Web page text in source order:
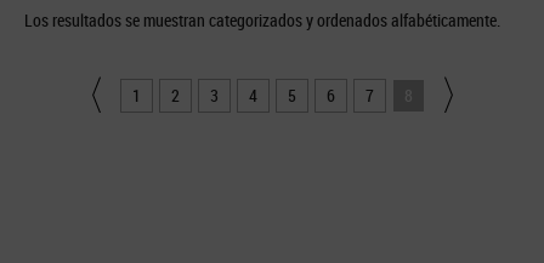
Los resultados se muestran categorizados y ordenados alfabéticamente.
1 2 3 4 5 6 7 8